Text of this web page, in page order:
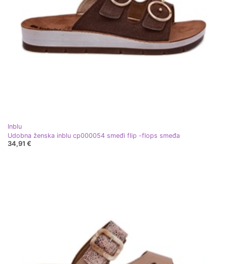
Inblu
Udobna ženska inblu cp000054 smeđi flip -flops smeđa
34,91 €